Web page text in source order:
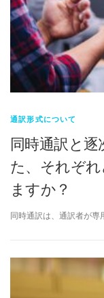
通訳形式について
同時通訳と
た、それぞ
ますか？
同時通訳は、通訳者が